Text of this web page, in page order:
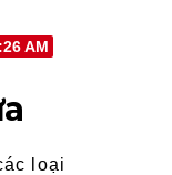
AM
loại